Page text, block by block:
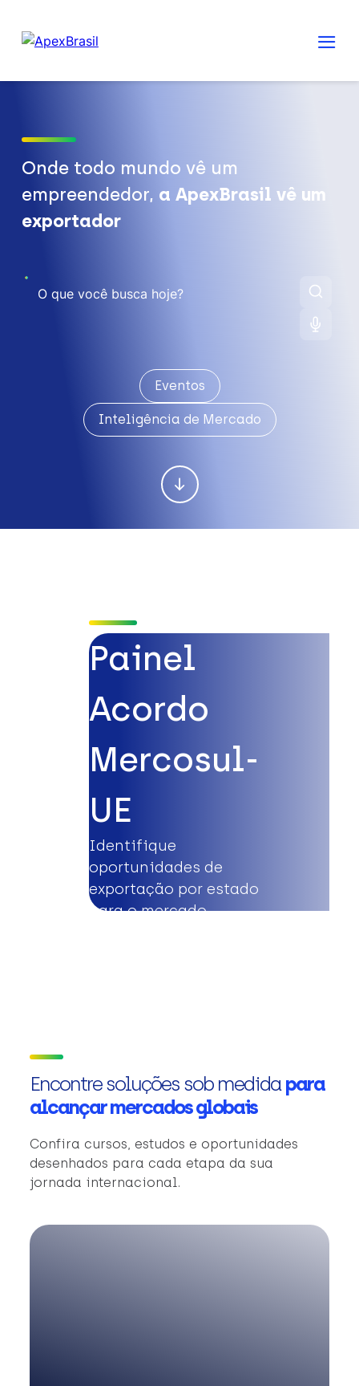
Onde todo mundo vê um
empreendedor, a ApexBrasil vê um
exportador
Eventos
Inteligência de Mercado
Painel
Acordo
Mercosul-
UE
Identifique
oportunidades de
exportação por estado
para o mercado
Encontre soluções sob medidapara
alcançar mercados globais
Confira cursos, estudos e oportunidades
desenhados para cada etapa da sua
jornada internacional.